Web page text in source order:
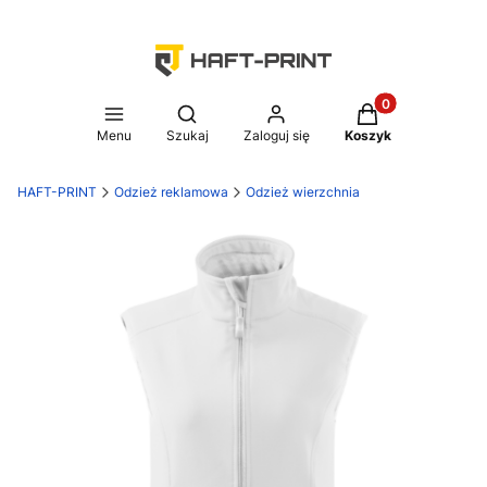
Menu
Otwórz wyszukiwarkę
Szukaj Zaloguj się
Produkty w
Koszyk
HAFT-PRINT Odzież reklamowa Odzież wierzchnia